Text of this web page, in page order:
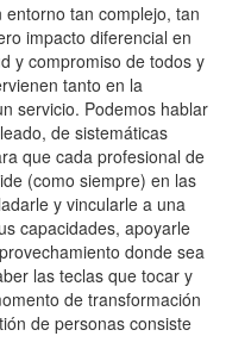
tan complejo, tan
impacto diferencial en
y compromiso de todos y
tanto en la
servicio. Podemos hablar
de sistemáticas
que cada profesional de
(como siempre) en las
y vincularle a una
capacidades, apoyarle
donde sea
las teclas que tocar y
de transformación
de personas consiste